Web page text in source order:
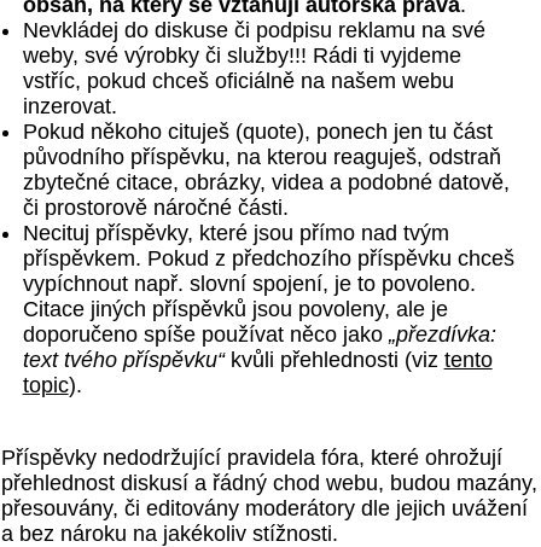
obsah, na který se vztahují autorská práva.
Nevkládej do diskuse či podpisu reklamu na své
weby, své výrobky či služby!!! Rádi ti vyjdeme
vstříc, pokud chceš oficiálně na našem webu
inzerovat.
Pokud někoho cituješ (quote), ponech jen tu část
původního příspěvku, na kterou reaguješ, odstraň
zbytečné citace, obrázky, videa a podobné datově,
či prostorově náročné části.
Necituj příspěvky, které jsou přímo nad tvým
příspěvkem. Pokud z předchozího příspěvku chceš
vypíchnout např. slovní spojení, je to povoleno.
Citace jiných příspěvků jsou povoleny, ale je
doporučeno spíše používat něco jako „přezdívka:
text tvého příspěvku“kvůli přehlednosti (viz tento
topic).
Příspěvky nedodržující pravidela fóra, které ohrožují
přehlednost diskusí a řádný chod webu, budou mazány,
přesouvány, či editovány moderátory dle jejich uvážení
a bez nároku na jakékoliv stížnosti.